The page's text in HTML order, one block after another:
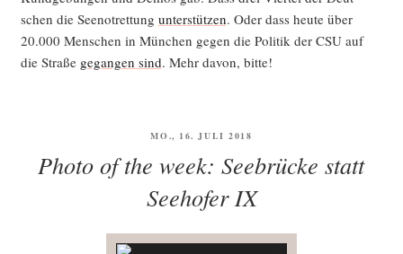
schen die See­not­ret­tung unter­stüt­zen. Oder dass heu­te über
20.000 Men­schen in Mün­chen gegen die Poli­tik der CSU auf
die Stra­ße gegan­gen sind. Mehr davon, bitte!
VERÖFFENTLICHT
MO., 16. JULI 2018
Photo of the week: Seebrücke statt
Seehofer IX